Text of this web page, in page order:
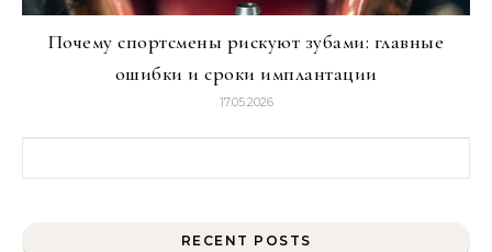
Почему спортсмены рискуют зубами: главные
ошибки и сроки имплантации
17.05.2026
RECENT POSTS